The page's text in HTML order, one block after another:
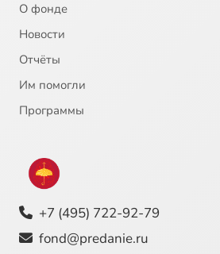
О фонде
Новости
Отчёты
Им помогли
Программы
+7 (495) 722-92-79
fond@predanie.ru